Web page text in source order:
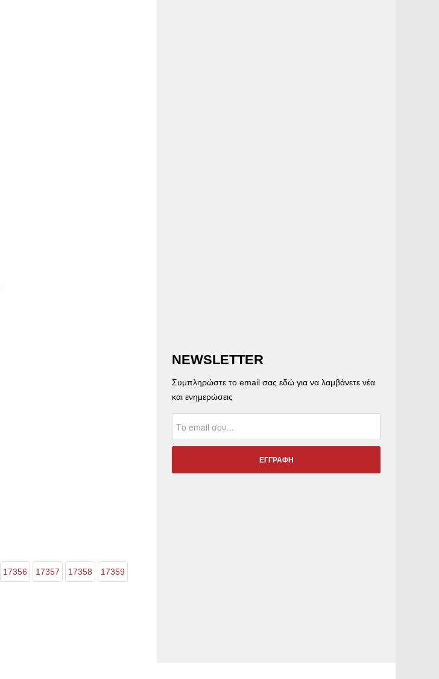
17356 17357 17358 17359
NEWSLETTER
Συμπληρώστε το email σας εδώ για να λαμβάνετε νέα
και ενημερώσεις